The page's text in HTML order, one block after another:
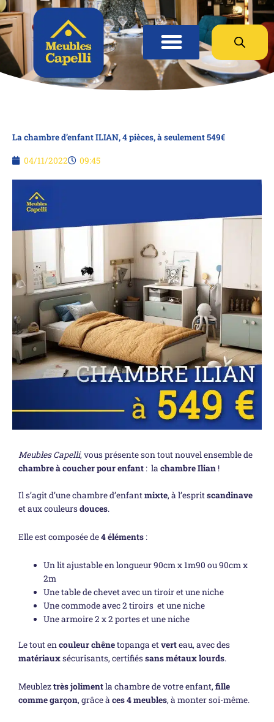
La chambre d’enfant ILIAN, 4 pièces, à seulement 549€
04/11/2022 09:45
Meubles Capelli, vous présente son tout nouvel ensemble de
chambre à coucher pour enfant : la chambre Ilian !
Il s’agit d’une chambre d’enfantmixte, à l’espritscandinave
et aux couleursdouces.
Elle est composée de4 éléments :
Un lit ajustable en longueur 90cm x 1m90 ou 90cm x
2m
Une table de chevet avec un tiroir et une niche
Une commode avec 2 tiroirs et une niche
Une armoire 2 x 2 portes et une niche
Le tout encouleur chênetopanga etverteau, avec des
matériauxsécurisants, certifiéssans métaux lourds.
Meubleztrès jolimentla chambre de votre enfant, fille
comme garçon, grâce à ces 4 meubles, à monter soi-même.
Panneau de gestion des cookies